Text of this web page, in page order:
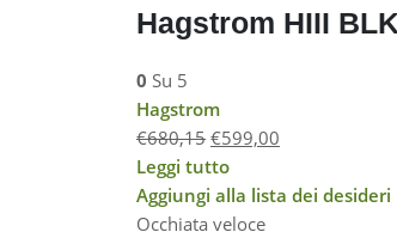
Hagstrom HIII
0 Su 5
Hagstrom
€680,15 €599,00
Leggi tutto
Aggiungi alla lista dei desideri
Occhiata veloce